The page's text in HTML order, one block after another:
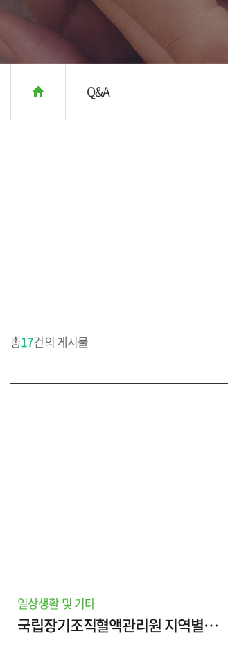
Q&A
총17건의 게시물
일상생활 및 기타
국립장기조직혈액관리원 지역별 장기 이식센터 조회 방법